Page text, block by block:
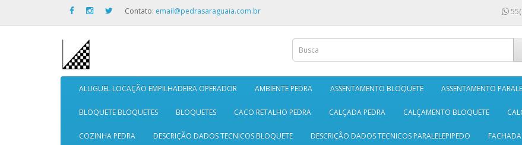
Contato: email@pedrasaraguaia.com.br
ALUGUEL LOCAÇÃO EMPILHADEIRA OPERADOR AMBIENTE PEDRA ASSENTAMENTO BLOQUETE ASSENTAMENTO
BLOQUETE BLOQUETES BLOQUETES CACO RETALHO PEDRA CALÇADA PEDRA CALÇAMENTO BLOQUETE
COZINHA PEDRA DESCRIÇÃO DADOS TECNICOS BLOQUETE DESCRIÇÃO DADOS TECNICOS PARALELEPIPEDO